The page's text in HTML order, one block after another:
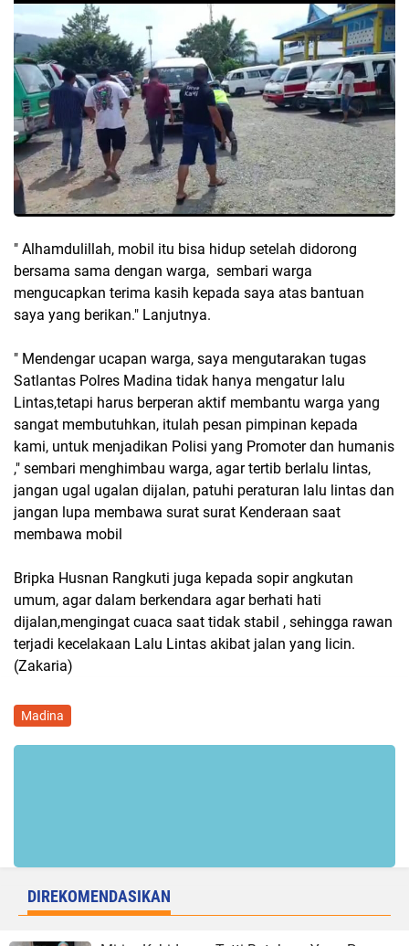
" Alhamdulillah, mobil itu bisa hidup setelah didorong
bersama sama dengan warga, sembari warga
mengucapkan terima kasih kepada saya atas bantuan
saya yang berikan." Lanjutnya.
" Mendengar ucapan warga, saya mengutarakan tugas
Satlantas Polres Madina tidak hanya mengatur lalu
Lintas,tetapi harus berperan aktif membantu warga yang
sangat membutuhkan, itulah pesan pimpinan kepada
kami, untuk menjadikan Polisi yang Promoter dan humanis
," sembari menghimbau warga, agar tertib berlalu lintas,
jangan ugal ugalan dijalan, patuhi peraturan lalu lintas dan
jangan lupa membawa surat surat Kenderaan saat
membawa mobil
Bripka Husnan Rangkuti juga kepada sopir angkutan
umum, agar dalam berkendara agar berhati hati
dijalan,mengingat cuaca saat tidak stabil , sehingga rawan
terjadi kecelakaan Lalu Lintas akibat jalan yang licin.
(Zakaria)
Madina
DIREKOMENDASIKAN